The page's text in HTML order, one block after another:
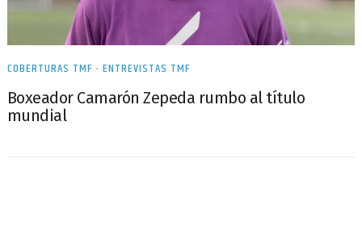
COBERTURAS TMF • ENTREVISTAS TMF
Boxeador Camarón Zepeda rumbo al título
mundial